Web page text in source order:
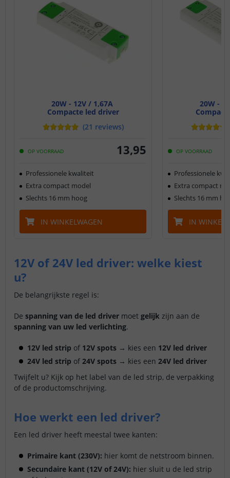
20W - 12V / 1,67A
Compacte led driver
(21 reviews)
OP VOORRAAD 13,95
Professionele kwaliteit
Extra compact model
Slechts 16 mm hoog
IN WINKELWAGEN
20W -
OP VOORRAAD
Professionele
Extra compact
Slechts 16 mm
IN
12V of 24V led driver: welke kiest
u?
De belangrijkste regel is:
De spanning van de led driver moet gelijk zijn aan de
spanning van uw led verlichting.
12V led strip of 12V spots → kies een 12V led driver
24V led strip of 24V spots → kies een 24V led driver
Twijfelt u? Kijk op het label van de led strip, de verpakking
of de productomschrijving.
Hoe werkt een led driver?
Een led driver heeft meestal twee kanten:
Primaire kant (230V): hier komt de netstroom binnen.
Secundaire kant (12V of 24V): hier sluit u de led strip